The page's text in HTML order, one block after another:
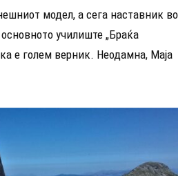
модел, а сега наставник во
училиште „Браќа
е голем верник. Неодамна, Маја